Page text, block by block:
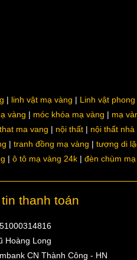
linh vật mạ vàng Linh vật
vàng móc khóa mạ vàng mạ
ma vang nội thất nội thất nhà
tranh đồng mạ vàng tượng di
ô tô mạ vàng 24k đèn chùm
thanh toán
Hoàng Long
CN Thành Công - HN